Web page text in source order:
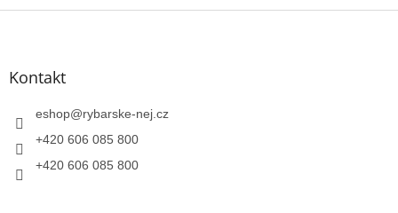
Z
Kontakt
eshop@rybarske-nej.cz
+420 606 085 800
+420 606 085 800